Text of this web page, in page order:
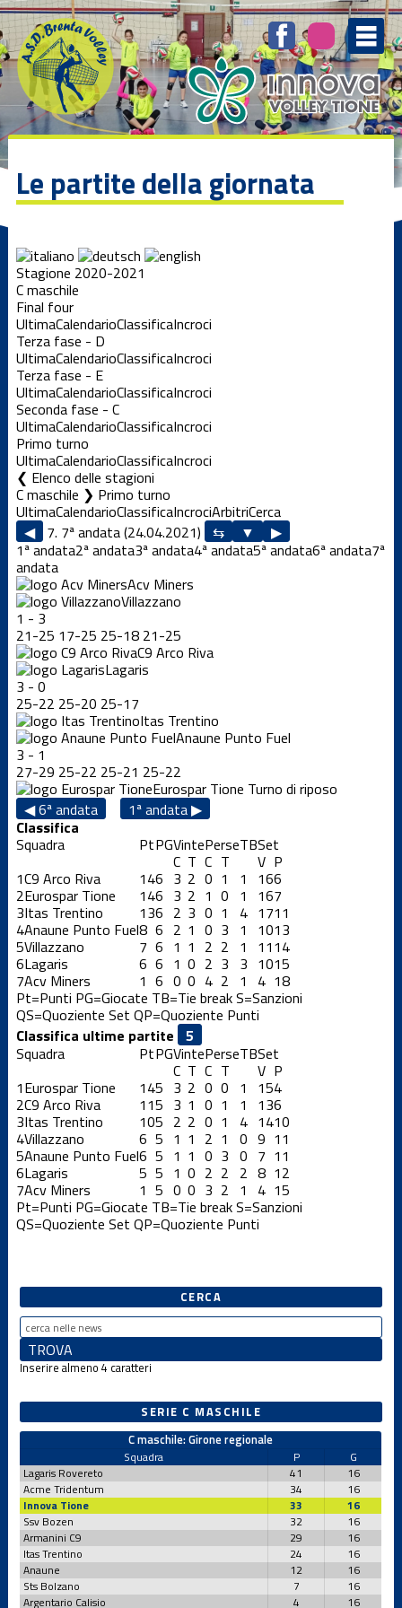
Le partite della giornata
Stagione 2020-2021
C maschile
Final four
UltimaCalendarioClassificaIncroci
Terza fase - D
UltimaCalendarioClassificaIncroci
Terza fase - E
UltimaCalendarioClassificaIncroci
Seconda fase - C
UltimaCalendarioClassificaIncroci
Primo turno
UltimaCalendarioClassificaIncroci
Elenco delle stagioni
C maschile ❯ Primo turno
UltimaCalendarioClassificaIncrociArbitriCerca
◀ 7. 7ª andata (24.04.2021)
▶
1ª andata2ª andata3ª andata4ª andata5ª andata6ª andata7ª
andata
Acv Miners
Villazzano
1 - 3
21-25 17-25 25-18 21-25
C9 Arco Riva
Lagaris
3 - 0
25-22 25-20 25-17
Itas Trentino
Anaune Punto Fuel
3 - 1
27-29 25-22 25-21 25-22
Eurospar Tione Turno di riposo
◀ 6ª andata
1ª andata ▶
Classifica
Squadra PtPGVintePerseTBSet
C T C T V P
1C9 Arco Riva 146 3 2 0 1 1 166
2Eurospar Tione 146 3 2 1 0 1 167
3Itas Trentino 136 2 3 0 1 4 1711
4Anaune Punto Fuel8 6 2 1 0 3 1 1013
5Villazzano 7 6 1 1 2 2 1 1114
6Lagaris 6 6 1 0 2 3 3 1015
7Acv Miners 1 6 0 0 4 2 1 4 18
Pt=Punti PG=Giocate TB=Tie breakS=Sanzioni
QS=Quoziente Set QP=Quoziente Punti
Classifica ultime partite
Squadra
PtPGVintePerseTBSet
C T C T V P
1Eurospar Tione 145 3 2 0 0 1 154
2C9 Arco Riva 115 3 1 0 1 1 136
3Itas Trentino 105 2 2 0 1 4 1410
4Villazzano 6 5 1 1 2 1 0 9 11
5Anaune Punto Fuel6 5 1 1 0 3 0 7 11
6Lagaris 5 5 1 0 2 2 2 8 12
7Acv Miners 1 5 0 0 3 2 1 4 15
Pt=Punti PG=Giocate TB=Tie breakS=Sanzioni
QS=Quoziente Set QP=Quoziente Punti
CERCA
Inserire almeno 4 caratteri
SERIE C MASCHILE
C maschile: Girone regionale
Squadra P
G
Lagaris Rovereto
41
16
Acme Tridentum
34
16
Innova Tione
33
16
Ssv Bozen
32
16
Armanini C9
29
16
Itas Trentino
24
16
Anaune
12
16
Sts Bolzano
7
16
Argentario Calisio
4 16